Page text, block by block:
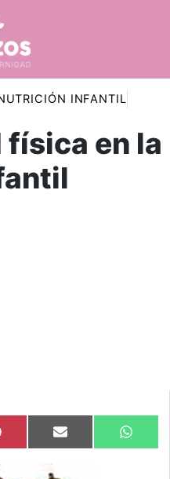
INFANTIL
en la
Compartir
en
Pinterest Compartir
en
Email
en